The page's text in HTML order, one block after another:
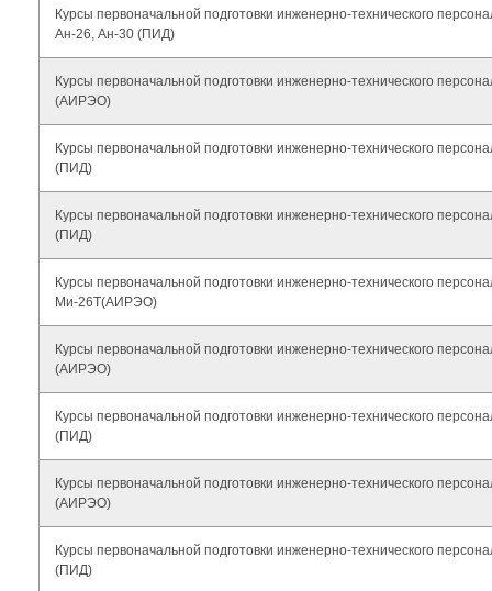
Курсы первоначальной подготовки инженерно-технического
Ан-26, Ан-30 (ПИД)
Курсы первоначальной подготовки инженерно-технического
(АИРЭО)
Курсы первоначальной подготовки инженерно-технического
(ПИД)
Курсы первоначальной подготовки инженерно-технического
(ПИД)
Курсы первоначальной подготовки инженерно-технического
Ми-26Т(АИРЭО)
Курсы первоначальной подготовки инженерно-технического
(АИРЭО)
Курсы первоначальной подготовки инженерно-технического
(ПИД)
Курсы первоначальной подготовки инженерно-технического
(АИРЭО)
Курсы первоначальной подготовки инженерно-технического
(ПИД)